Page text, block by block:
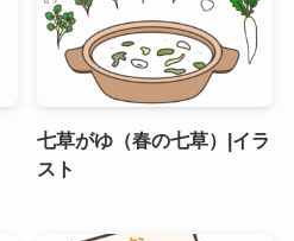
七草がゆ（春の七草）|イラ
スト